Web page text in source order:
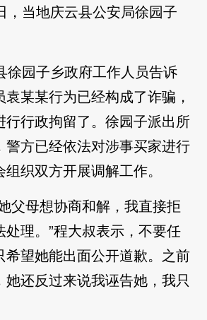
，当地庆云县公安局徐园子
徐园子乡政府工作人员告诉
某某行为已经构成了诈骗，
行行政拘留了。徐园子派出所
警方已经依法对涉事买家进行
织双方开展调解工作。
父母想协商和解，我直接拒
处理。”程大叔表示，不要任
希望她能出面公开道歉。之前
她还反过来说我诬告她，我只